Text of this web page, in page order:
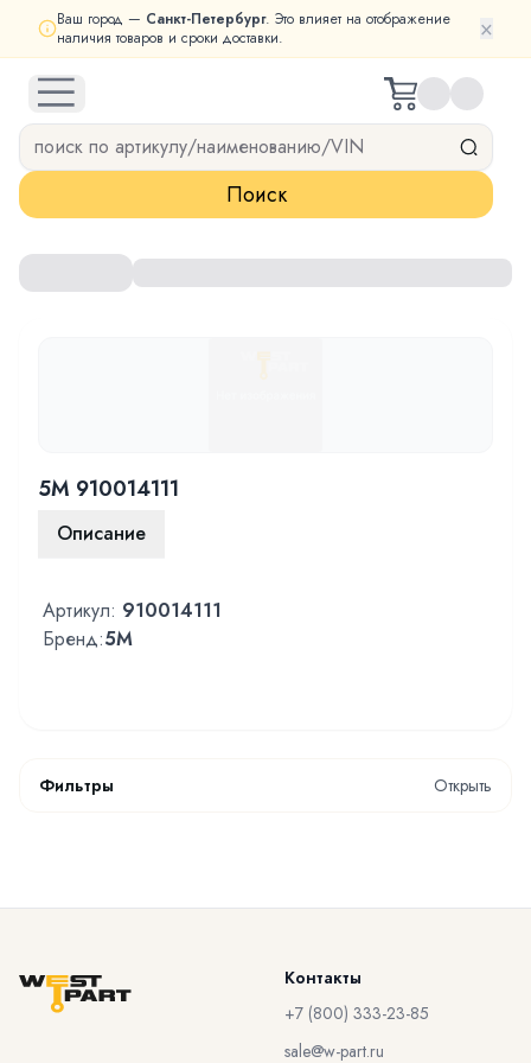
Ваш город — Санкт-Петербург. Это влияет на отображение
наличия товаров и сроки доставки.
×
open navigation menu
Поиск
5M 910014111
Описание
Артикул: 910014111
Бренд:5M
Фильтры Открыть
Контакты
+7 (800) 333-23-85
sale@w-part.ru